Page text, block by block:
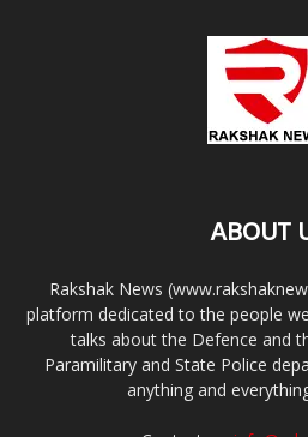
ABOUT
Rakshak News
platform dedicated to the people
talks about the Defence and
Paramilitary and State Police
anything and